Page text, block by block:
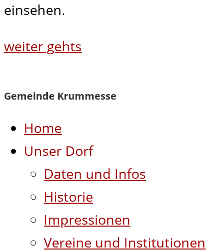
einsehen.
weiter gehts
Gemeinde Krummesse
Home
Unser Dorf
Daten und Infos
Historie
Impressionen
Vereine und Institutionen